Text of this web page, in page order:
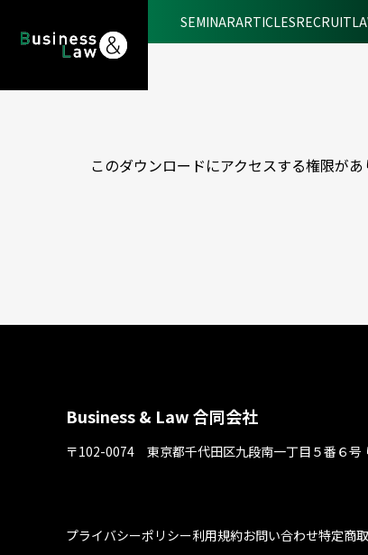
SEMINARARTICLESRECRUIT
このダウンロードにアクセスする権限があ
Business & Law 合同会社
〒102-0074 東京都千代⽥区九段南⼀丁⽬５番６号
プライバシーポリシー利用規約お問い合わせ特定商